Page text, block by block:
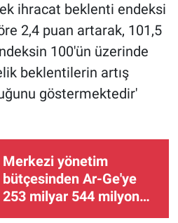
ihracat beklenti endeksi
2,4 puan artarak, 101,5
100'ün üzerinde
beklentilerin artış
göstermektedir'
Merkezi yönetim
bütçesinden Ar-Ge'ye
253 milyar 544 milyon
lira harcandı